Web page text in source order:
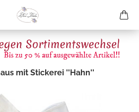
mit Stickerei ''Hahn''